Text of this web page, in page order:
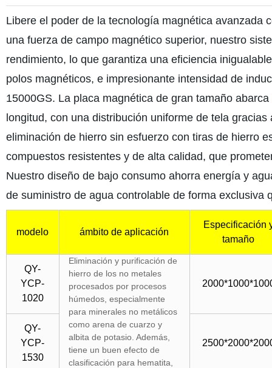
Libere el poder de la tecnología magnética avanzada
una fuerza de campo magnético superior, nuestro
rendimiento, lo que garantiza una eficiencia
polos magnéticos, e impresionante intensidad de
15000GS. La placa magnética de gran tamaño
longitud, con una distribución uniforme de tela
eliminación de hierro sin esfuerzo con tiras de hierro
compuestos resistentes y de alta calidad, que
Nuestro diseño de bajo consumo ahorra energía y
de suministro de agua controlable de forma exclusiva
modelo ámbito de aplicación
Especificación
tamaño
QY-
YCP-
1020
Eliminación y purificación de
hierro de los no metales
procesados por procesos
húmedos, especialmente
para minerales no metálicos
como arena de cuarzo y
albita de potasio. Además,
tiene un buen efecto de
clasificación para hematita,
QY-
YCP-
1530